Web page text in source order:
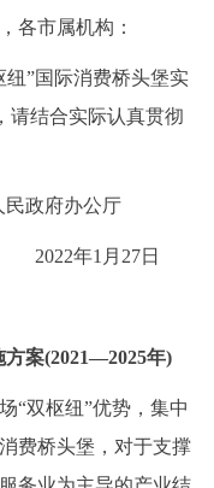
人文北京
视频北京
各市属机构：
”国际消费桥头堡实
请结合实际认真贯彻
人民政府办公厅
2022年1月27日
案(2021—2025年)
双枢纽”优势，集中
费桥头堡，对于支撑